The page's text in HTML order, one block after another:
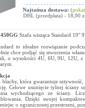
Najtańsza dostawa: (
DHL (przedpłata) - 18,00
Szafa wisząca Standard 19"
to idealne rozwiązanie
chce podjąć się stworzenia
o wysokości 4U, 6U, 9U, 12U,
blachy, która gwarantuje
Celowe usunięcie tylnej ściany
wychodzącego ze ściany.
Dzięki swojej
o ograniczonej przestrzeni,